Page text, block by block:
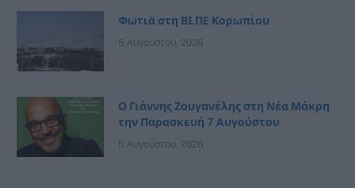
Φωτιά στη ΒΙ.ΠΕ Κορωπίου
5 Αυγούστου, 2026
Ο Γιάννης Ζουγανέλης στη Νέα Μάκρη
την Παρασκευή 7 Αυγούστου
5 Αυγούστου, 2026